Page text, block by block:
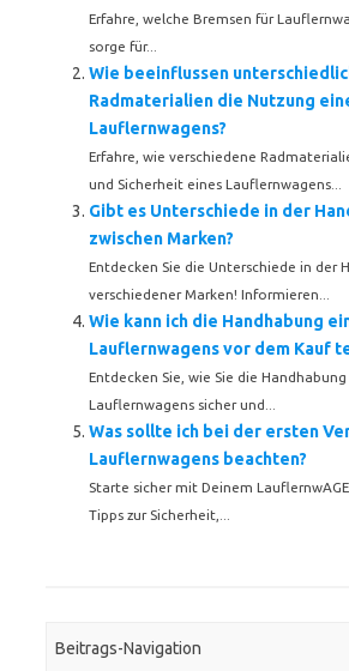
Erfahre, welche Bremsen für
sorge für...
Wie beeinflussen
Radmaterialien die Nutzung
Lauflernwagens?
Erfahre, wie verschiedene
und Sicherheit eines Lauflernwagens...
Gibt es Unterschiede in der
zwischen Marken?
Entdecken Sie die Unterschiede in der
verschiedener Marken! Informieren...
Wie kann ich die Handhabung
Lauflernwagens vor dem Kauf
Entdecken Sie, wie Sie die
Lauflernwagens sicher und...
Was sollte ich bei der ersten
Lauflernwagens beachten?
Starte sicher mit Deinem
Tipps zur Sicherheit,...
Beitrags-Navigation